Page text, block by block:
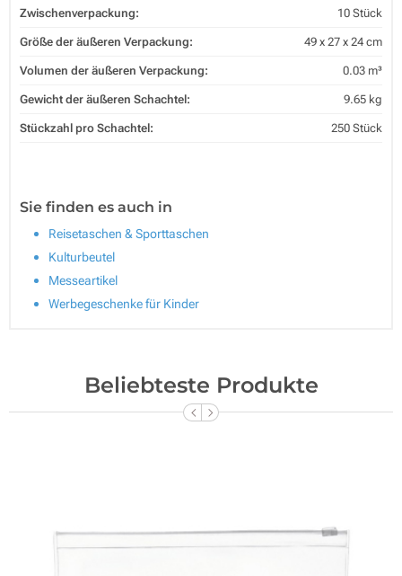
Zwischenverpackung: 10 Stück
Größe der äußeren Verpackung: 49 x 27 x 24 cm
Volumen der äußeren Verpackung: 0.03 m³
Gewicht der äußeren Schachtel: 9.65 kg
Stückzahl pro Schachtel: 250 Stück
Sie finden es auch in
Reisetaschen & Sporttaschen
Kulturbeutel
Messeartikel
Werbegeschenke für Kinder
Beliebteste Produkte